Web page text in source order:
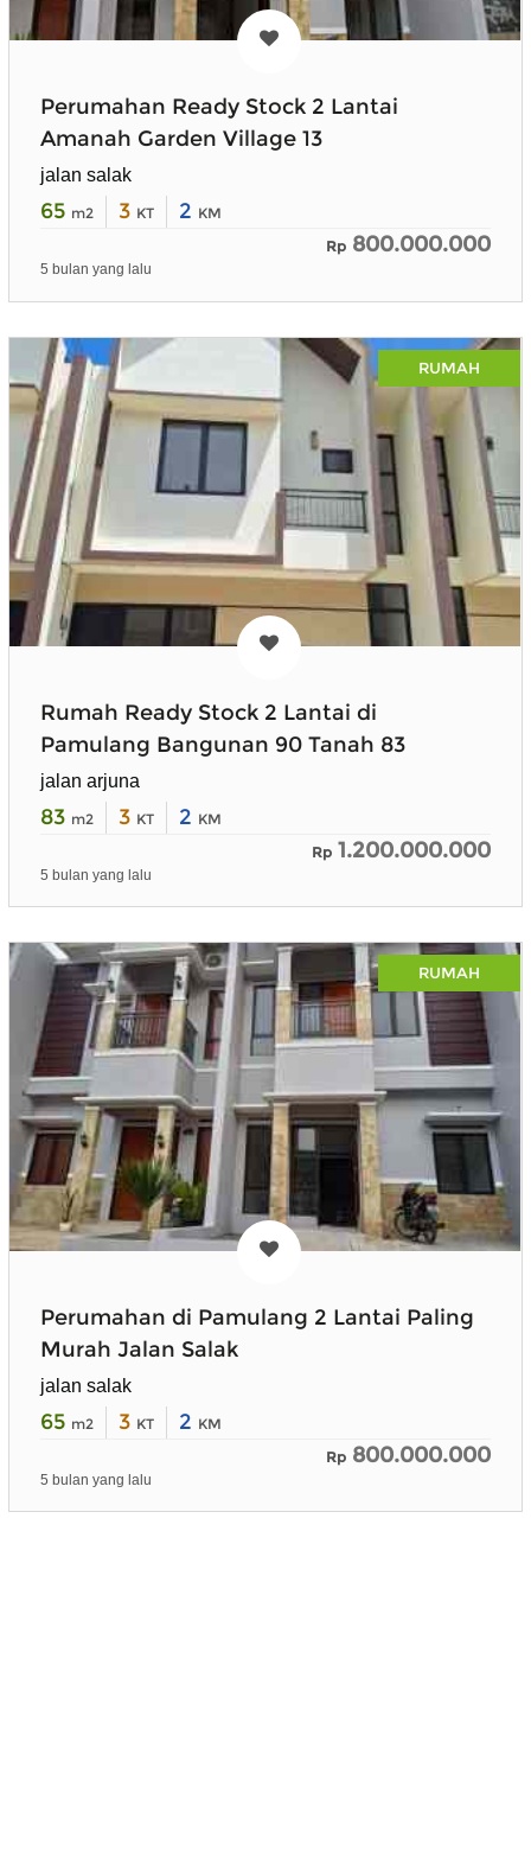
Perumahan Ready Stock 2 Lantai
Amanah Garden Village 13
jalan salak
65 m2 3 KT 2 KM
Rp 800.000.000
5 bulan yang lalu
RUMAH
Rumah Ready Stock 2 Lantai di
Pamulang Bangunan 90 Tanah 83
jalan arjuna
83 m2 3 KT 2 KM
Rp 1.200.000.000
5 bulan yang lalu
RUMAH
Perumahan di Pamulang 2 Lantai Paling
Murah Jalan Salak
jalan salak
65 m2 3 KT 2 KM
Rp 800.000.000
5 bulan yang lalu